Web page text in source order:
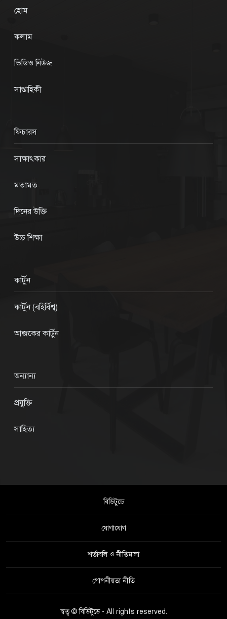
হোম
কলাম
ভিডিও নিউজ
সাপ্তাহিকী
ফিচারস
সাক্ষাৎকার
মতামত
দিনের উক্তি
উচ্চ শিক্ষা
কার্টুন
কার্টুন (বহির্বিশ্ব)
আজকের কার্টুন
অন্যান্য
প্রযুক্তি
সাহিত্য
বিডিটুডে
যোগাযোগ
শর্তাবলি ও নীতিমালা
গোপনীয়তা নীতি
স্বত্ব © বিডিটুডে - All rights reserved.